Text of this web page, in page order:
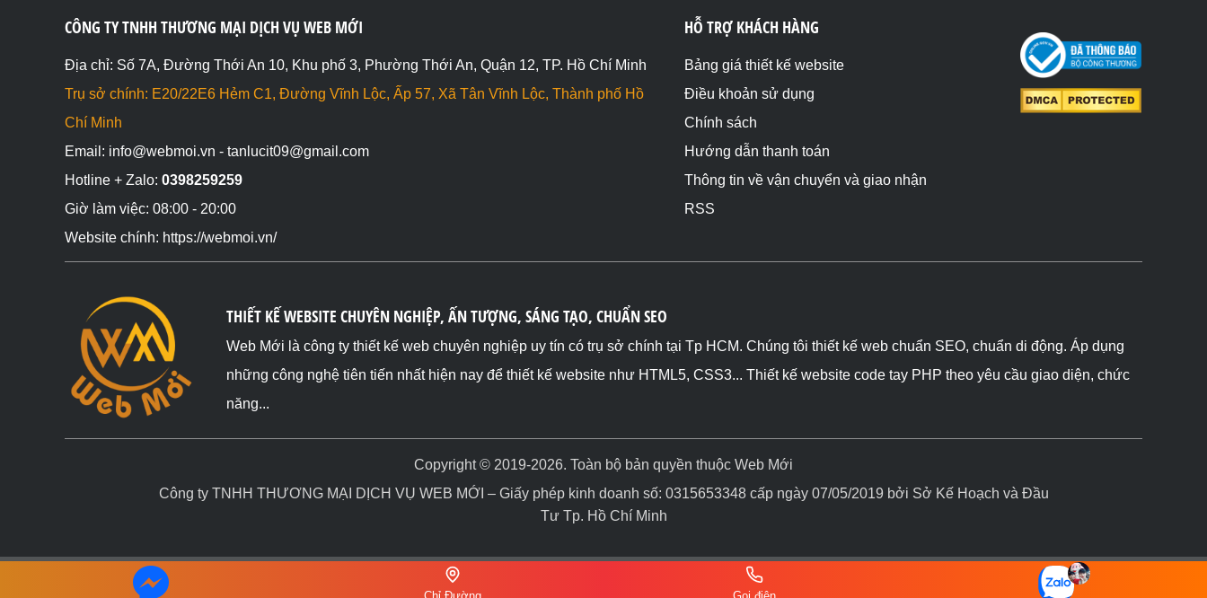
CÔNG TY TNHH THƯƠNG MẠI DỊCH VỤ WEB MỚI
Địa chỉ: Số 7A, Đường Thới An 10, Khu phố 3, Phường Thới An, Quận 12, TP. Hồ Chí Minh
Trụ sở chính: E20/22E6 Hẻm C1, Đường Vĩnh Lộc, Ấp 57, Xã Tân Vĩnh Lộc, Thành phố Hồ
Chí Minh
Email: info@webmoi.vn - tanlucit09@gmail.com
Hotline + Zalo: 0398259259
Giờ làm việc: 08:00 - 20:00
Website chính: https://webmoi.vn/
HỖ TRỢ KHÁCH HÀNG
Bảng giá thiết kế website
Điều khoản sử dụng
Chính sách
Hướng dẫn thanh toán
Thông tin về vận chuyển và giao nhận
RSS
THIẾT KẾ WEBSITE CHUYÊN NGHIỆP, ẤN TƯỢNG, SÁNG TẠO, CHUẨN SEO
Web Mới là công ty thiết kế web chuyên nghiệp uy tín có trụ sở chính tại Tp HCM. Chúng tôi thiết kế web chuẩn SEO, chuẩn di động. Áp dụng
những công nghệ tiên tiến nhất hiện nay để thiết kế website như HTML5, CSS3... Thiết kế website code tay PHP theo yêu cầu giao diện, chức
năng...
Copyright © 2019-2026. Toàn bộ bản quyền thuộc Web Mới
Công ty TNHH THƯƠNG MẠI DỊCH VỤ WEB MỚI – Giấy phép kinh doanh số: 0315653348 cấp ngày 07/05/2019 bởi Sở Kế Hoạch và Đầu
Tư Tp. Hồ Chí Minh